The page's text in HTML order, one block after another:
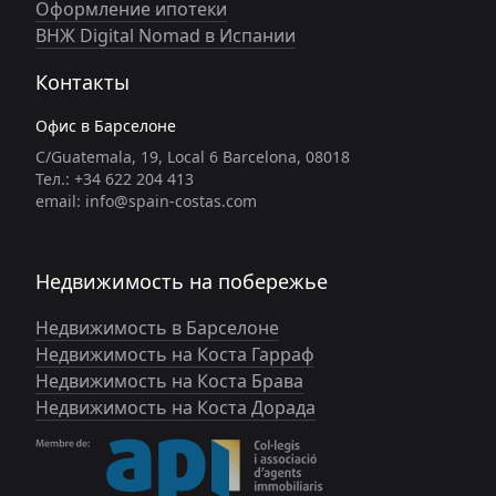
Оформление ипотеки
ВНЖ Digital Nomad в Испании
Контакты
Офис в Барселоне
C/Guatemala, 19, Local 6 Barcelona, 08018
Тел.: +34 622 204 413
email: info@spain-costas.com
Недвижимость на побережье
Недвижимость в Барселоне
Недвижимость на Коста Гарраф
Недвижимость на Коста Брава
Недвижимость на Коста Дорада